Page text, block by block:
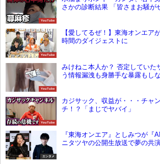
YouTube
さかの診断結果 「皆さまお騒が
YouTube
【愛してるぜ！】東海オンエア
時間のダイジェストに
YouTube
みけねこ本人か？ 否定していた
う情報漏洩も身勝手な暴露もしな
YouTube
カジサック、収益が・・・チャ
チ！？「まじでヤバイ」
エンタメ
『東海オンエア』としみつが『
ニタツヤの公開生放送で夢の共